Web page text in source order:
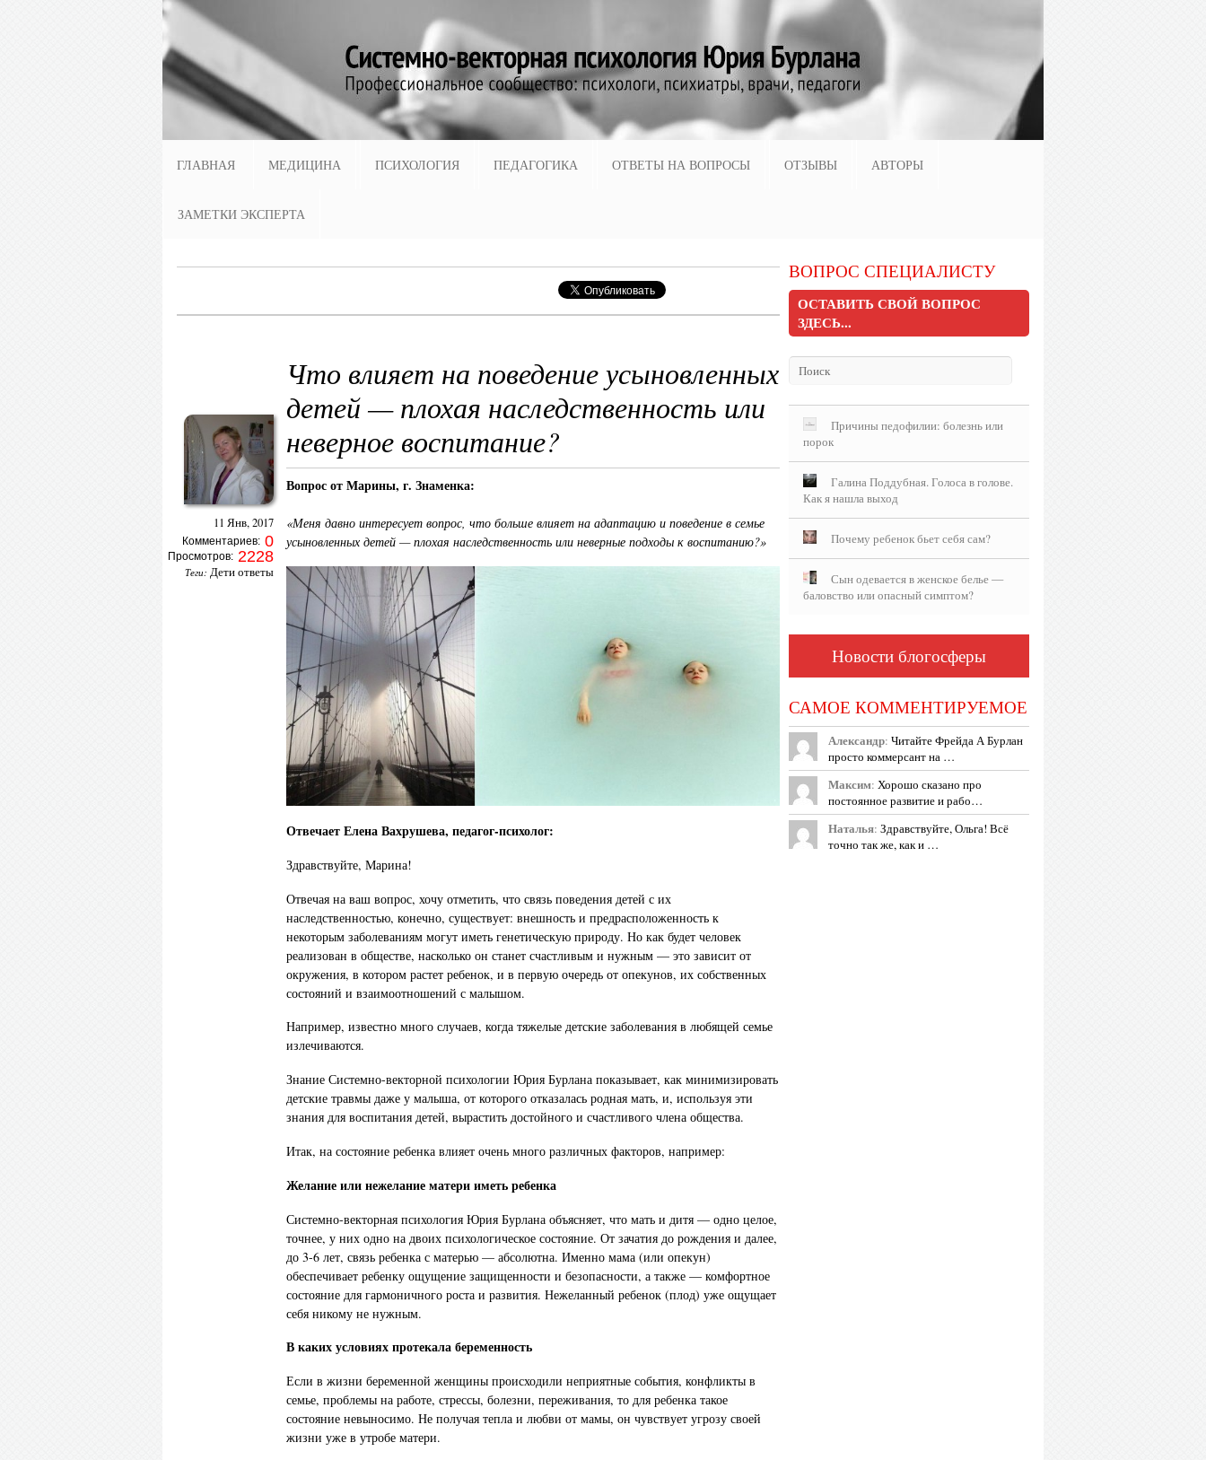
ГЛАВНАЯ МЕДИЦИНА ПСИХОЛОГИЯ ПЕДАГОГИКА ОТВЕТЫ НА ВОПРОСЫ ОТЗЫВЫ АВТОРЫ
ЗАМЕТКИ ЭКСПЕРТА
Что влияет на поведение усыновленных
детей — плохая наследственность или
неверное воспитание?
Вопрос от Марины, г. Знаменка:
«Меня давно интересует вопрос, что больше влияет на адаптацию и поведение в семье
усыновленных детей — плохая наследственность или неверные подходы к воспитанию?»
Отвечает Елена Вахрушева, педагог-психолог:
Здравствуйте, Марина!
Отвечая на ваш вопрос, хочу отметить, что связь поведения детей с их
наследственностью, конечно, существует: внешность и предрасположенность к
некоторым заболеваниям могут иметь генетическую природу. Но как будет человек
реализован в обществе, насколько он станет счастливым и нужным — это зависит от
окружения, в котором растет ребенок, и в первую очередь от опекунов, их собственных
состояний и взаимоотношений с малышом.
Например, известно много случаев, когда тяжелые детские заболевания в любящей семье
излечиваются.
Знание Системно-векторной психологии Юрия Бурлана показывает, как минимизировать
детские травмы даже у малыша, от которого отказалась родная мать, и, используя эти
знания для воспитания детей, вырастить достойного и счастливого члена общества.
Итак, на состояние ребенка влияет очень много различных факторов, например:
Желание или нежелание матери иметь ребенка
Системно-векторная психология Юрия Бурлана объясняет, что мать и дитя — одно целое,
точнее, у них одно на двоих психологическое состояние. От зачатия до рождения и далее,
до 3-6 лет, связь ребенка с матерью — абсолютна. Именно мама (или опекун)
обеспечивает ребенку ощущение защищенности и безопасности, а также — комфортное
состояние для гармоничного роста и развития. Нежеланный ребенок (плод) уже ощущает
себя никому не нужным.
В каких условиях протекала беременность
Если в жизни беременной женщины происходили неприятные события, конфликты в
семье, проблемы на работе, стрессы, болезни, переживания, то для ребенка такое
состояние невыносимо. Не получая тепла и любви от мамы, он чувствует угрозу своей
жизни уже в утробе матери.
11 Янв, 2017
Комментариев: 0
Просмотров: 2228
Теги: Дети ответы
ВОПРОС СПЕЦИАЛИСТУ
ОСТАВИТЬ СВОЙ ВОПРОС
ЗДЕСЬ...
Причины педофилии: болезнь или
порок
Галина Поддубная. Голоса в голове.
Как я нашла выход
Почему ребенок бьет себя сам?
Сын одевается в женское белье —
баловство или опасный симптом?
Новости блогосферы
САМОЕ КОММЕНТИРУЕМОЕ
Александр: Читайте Фрейда А Бурлан
просто коммерсант на …
Максим: Хорошо сказано про
постоянное развитие и рабо…
Наталья: Здравствуйте, Ольга! Всё
точно так же, как и …